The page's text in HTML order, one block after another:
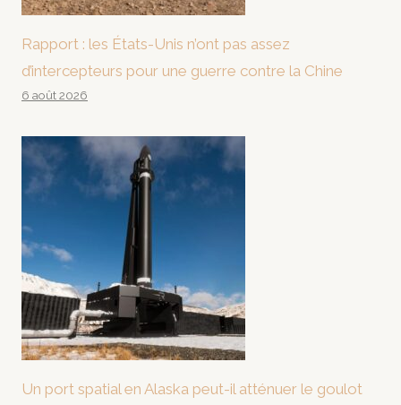
Rapport : les États-Unis n’ont pas assez
d’intercepteurs pour une guerre contre la Chine
6 août 2026
Un port spatial en Alaska peut-il atténuer le goulot